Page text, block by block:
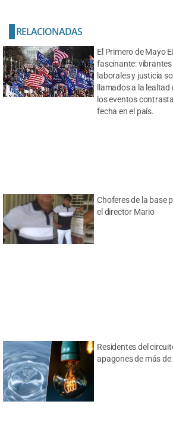
El Primero de Mayo
fascinante:
laborales y justicia
llamados a la
los eventos
fecha en el país.
Choferes de la base
el director Mario
Residentes del
apagones de más de
RELACIONADAS